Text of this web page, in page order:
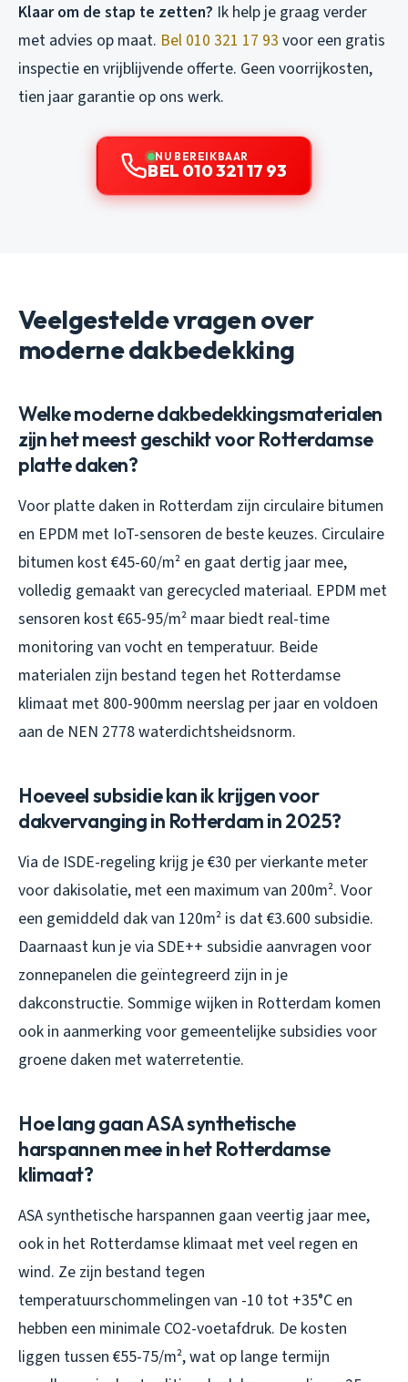
Klaar om de stap te zetten? Ik help je graag verder
met advies op maat. Bel 010 321 17 93 voor een gratis
inspectie en vrijblijvende offerte. Geen voorrijkosten,
tien jaar garantie op ons werk.
NU BEREIKBAAR
BEL 010 321 17 93
Veelgestelde vragen over
moderne dakbedekking
Welke moderne dakbedekkingsmaterialen
zijn het meest geschikt voor Rotterdamse
platte daken?
Voor platte daken in Rotterdam zijn circulaire bitumen
en EPDM met IoT-sensoren de beste keuzes. Circulaire
bitumen kost €45-60/m² en gaat dertig jaar mee,
volledig gemaakt van gerecycled materiaal. EPDM met
sensoren kost €65-95/m² maar biedt real-time
monitoring van vocht en temperatuur. Beide
materialen zijn bestand tegen het Rotterdamse
klimaat met 800-900mm neerslag per jaar en voldoen
aan de NEN 2778 waterdichtsheidsnorm.
Hoeveel subsidie kan ik krijgen voor
dakvervanging in Rotterdam in 2025?
Via de ISDE-regeling krijg je €30 per vierkante meter
voor dakisolatie, met een maximum van 200m². Voor
een gemiddeld dak van 120m² is dat €3.600 subsidie.
Daarnaast kun je via SDE++ subsidie aanvragen voor
zonnepanelen die geïntegreerd zijn in je
dakconstructie. Sommige wijken in Rotterdam komen
ook in aanmerking voor gemeentelijke subsidies voor
groene daken met waterretentie.
Hoe lang gaan ASA synthetische
harspannen mee in het Rotterdamse
klimaat?
ASA synthetische harspannen gaan veertig jaar mee,
ook in het Rotterdamse klimaat met veel regen en
wind. Ze zijn bestand tegen
temperatuurschommelingen van -10 tot +35°C en
hebben een minimale CO2-voetafdruk. De kosten
liggen tussen €55-75/m², wat op lange termijn